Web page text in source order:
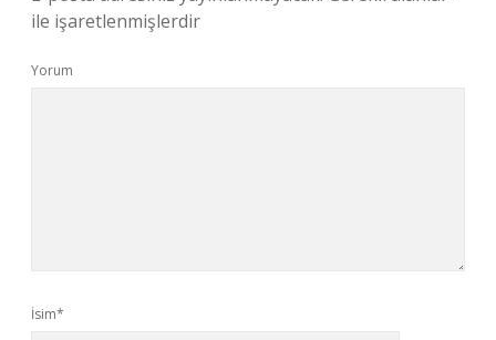
ile işaretlenmişlerdir
Yorum
İsim*